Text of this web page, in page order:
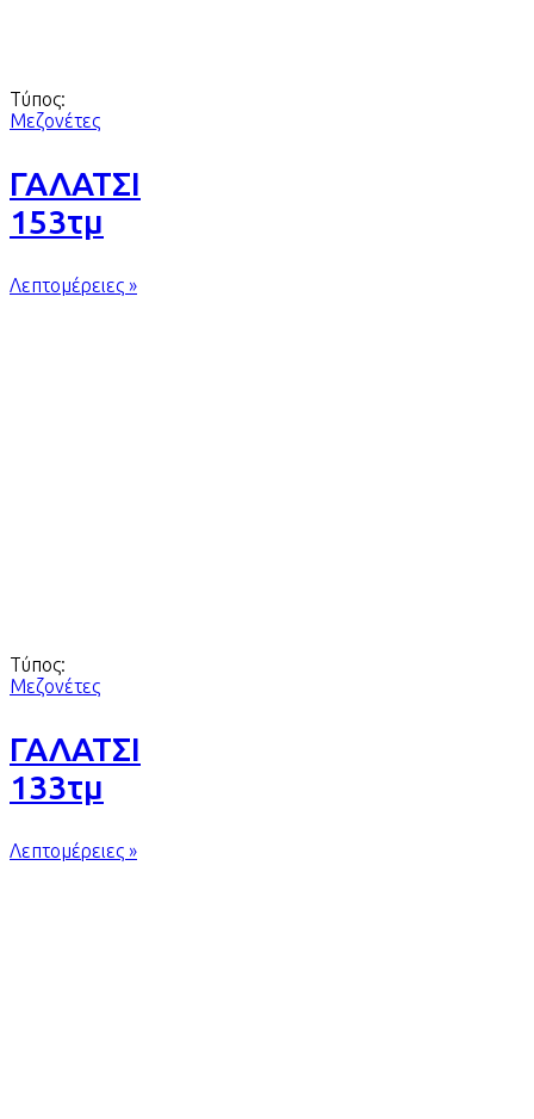
Τύπος:
Μεζονέτες
ΓΑΛΑΤΣΙ
153τμ
Λεπτομέρειες »
Τύπος:
Μεζονέτες
ΓΑΛΑΤΣΙ
133τμ
Λεπτομέρειες »